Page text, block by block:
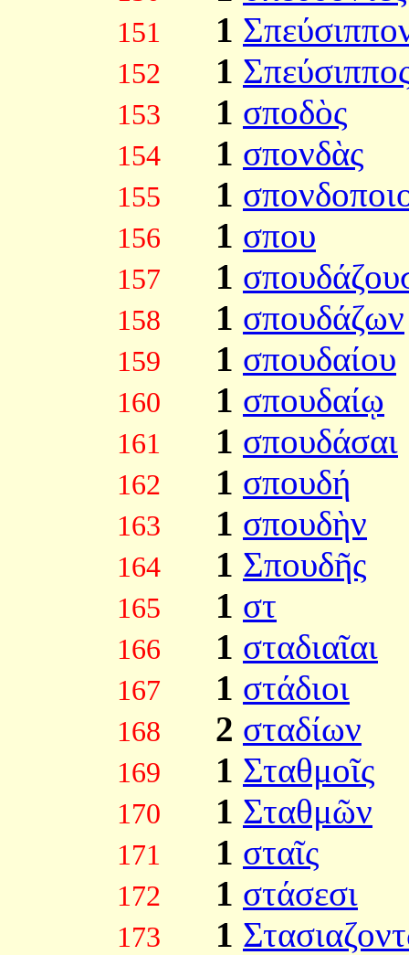
151 1
152 1
153 1 σποδὸς
154 1 σπονδὰς
155 1
156 1 σπου
157 1
158 1 σπουδάζων
159 1 σπουδαίου
160 1 σπουδαίῳ
161 1 σπουδάσαι
162 1 σπουδή
163 1 σπουδὴν
164 1 Σπουδῆς
165 1 στ
166 1 σταδιαῖαι
167 1 στάδιοι
168 2 σταδίων
169 1 Σταθμοῖς
170 1 Σταθμῶν
171 1 σταῖς
172 1 στάσεσι
173 1